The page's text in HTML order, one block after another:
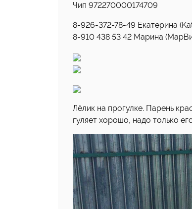
Чип 972270000174709
8-926-372-78-49 Екатерина
8-910 438 53 42 Maрина
Лёлик на прогулке. Парень
гуляет хорошо, надо только